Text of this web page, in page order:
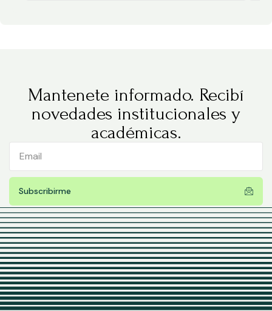
Mantenete informado. Recibí
novedades institucionales y
académicas.
Subscribirme